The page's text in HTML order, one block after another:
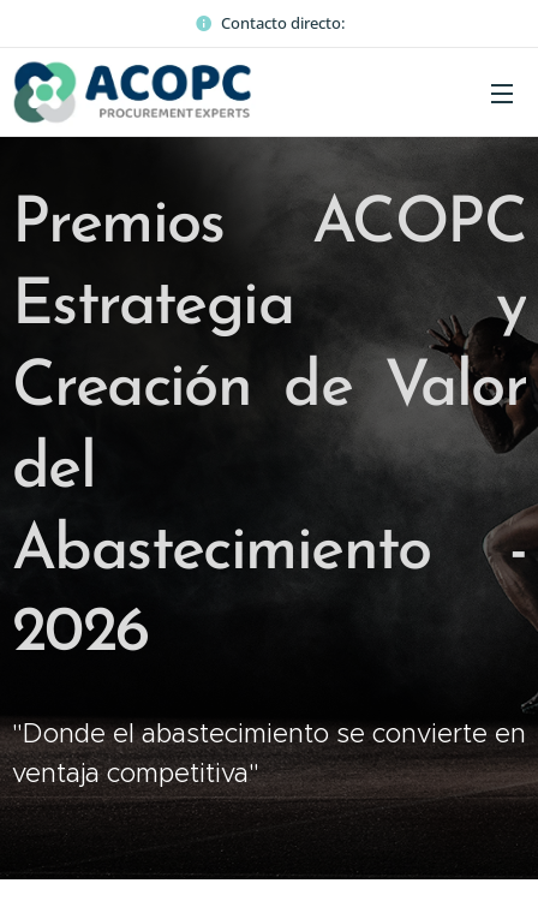
Contacto directo:
Premios ACOPC
Estrategia y
Creación de Valor
del
Abastecimiento -
2026
"Donde el abastecimiento se convierte en
ventaja competitiva"